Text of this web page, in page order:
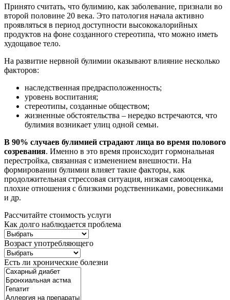
Принято считать, что булимию, как заболевание, признали во
второй половине 20 века. Это патология начала активно
проявляться в период доступности высококалорийных
продуктов на фоне созданного стереотипа, что можно иметь
худощавое тело.
На развитие нервной булимии оказывают влияние несколько
факторов:
наследственная предрасположенность;
уровень воспитания;
стереотипы, созданные обществом;
жизненные обстоятельства – нередко встречаются, что
булимия возникает улиц одной семьи.
В 90% случаев булимией страдают лица во время полового
созревания. Именно в это время происходит гормональная
перестройка, связанная с изменением внешности. На
формировании булимии влияет такие факторы, как
продолжительная стрессовая ситуация, низкая самооценка,
плохие отношения с близкими родственниками, ровесниками
и др.
Рассчитайте стоимость услуги
Как долго наблюдается проблема
Возраст употребляющего
Есть ли хронические болезни